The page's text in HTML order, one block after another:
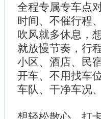
全程专属专车点
时间、不催行程
吹风就多休息，
就放慢节奏，行
小区、酒店、民
开车、不用找车
车队、干净车况